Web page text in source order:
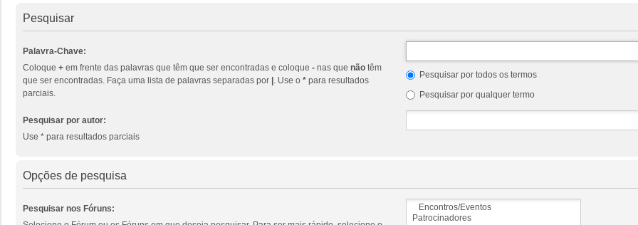
Pesquisar
Palavra-Chave:
Coloque + em frente das palavras que têm que ser encontradas e coloque - nas que não têm
que ser encontradas. Faça uma lista de palavras separadas por |. Use o * para resultados
parciais.
Pesquisar por todos os termos
Pesquisar por qualquer termo
Pesquisar por autor:
Use * para resultados parciais
Opções de pesquisa
Pesquisar nos Fóruns: